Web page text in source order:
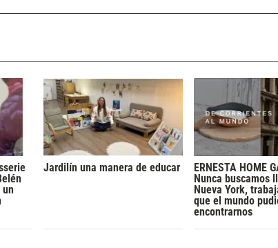
Jardilín una manera de educar
ERNESTA HOME
Nunca buscamos
Nueva York,
que el mundo
encontrarnos